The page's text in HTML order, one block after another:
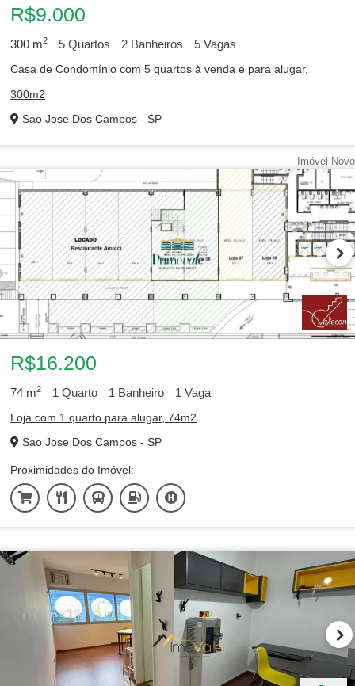
R$9.000
300 m2 5 Quartos 2 Banheiros 5 Vagas
Casa de Condomínio com 5 quartos à venda e para alugar,
300m2
Sao Jose Dos Campos - SP
Imóvel Novo
R$16.200
74 m2 1 Quarto 1 Banheiro 1 Vaga
Loja com 1 quarto para alugar, 74m2
Sao Jose Dos Campos - SP
Proximidades do Imóvel: